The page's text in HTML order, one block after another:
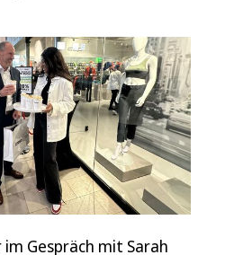
Gespräch mit Sarah